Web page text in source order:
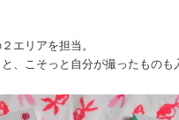
エリアを担当。
、こそっと自分が撮ったものも